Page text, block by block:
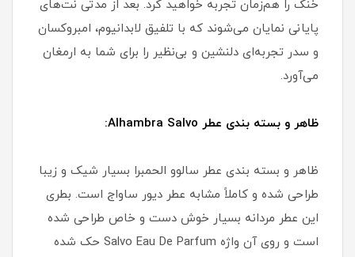
خنک را هم‌زمان تجربه خواهید کرد. بعد از مدتی نت‌های
پایانی نمایان می‌شوند که با تلفیق لابدانیوم، امبروکسان
و سدر تجربه‌ای دلنشین و بی‌نظیر را برای شما به ارمغان
می‌آورد.
ظاهر و بسته بندی عطر Alhambra Salvo:
ظاهر و بسته بندی عطر سالوو الحمبرا بسیار شیک و زیبا
طراحی شده و کاملاً مشابه عطر دیور ساواج است. بطری
این عطر مردانه بسیار خوش دست و خاص طراحی شده
است و روی آن واژه Salvo Eau De Parfum حک شده